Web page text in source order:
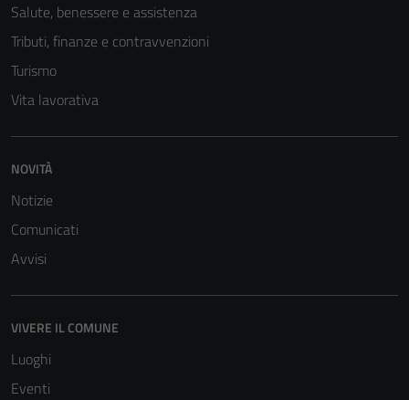
Salute, benessere e assistenza
Tributi, finanze e contravvenzioni
Turismo
Vita lavorativa
NOVITÀ
Notizie
Comunicati
Avvisi
VIVERE IL COMUNE
Luoghi
Eventi